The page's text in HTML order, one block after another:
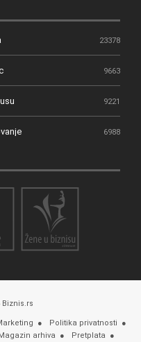
23378
9663
9221
6988
Biznis.rs
Politika privatnosti
arhiva Pretplata